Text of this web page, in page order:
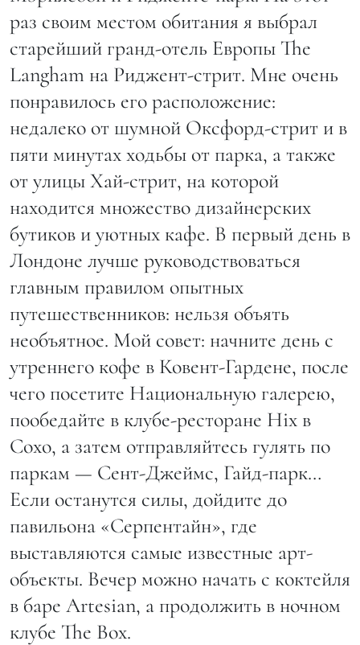
раз своим местом обитания я выбрал
старейший гранд-отель Европы The
Langham на Риджент-стрит. Мне очень
понравилось его расположение:
недалеко от шумной Оксфорд-стрит и в
пяти минутах ходьбы от парка, а также
от улицы Хай-стрит, на которой
находится множество дизайнерских
бутиков и уютных кафе. В первый день в
Лондоне лучше руководствоваться
главным правилом опытных
путешественников: нельзя объять
необъятное. Мой совет: начните день с
утреннего кофе в Ковент-Гардене, после
чего посетите Национальную галерею,
пообедайте в клубе-ресторане Hix в
Сохо, а затем отправляйтесь гулять по
паркам — Сент-Джеймс, Гайд-парк…
Если останутся силы, дойдите до
павильона «Серпентайн», где
выставляются самые известные арт-
объекты. Вечер можно начать с коктейля
в баре Artesian, а продолжить в ночном
клубе The Box.